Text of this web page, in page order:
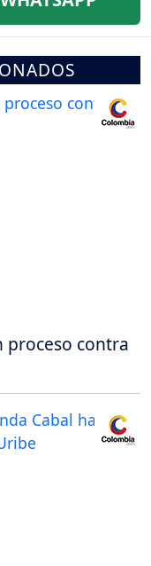
proceso contra